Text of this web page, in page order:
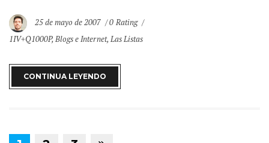
25 de mayo de 2007
0 Rating
1IV+Q1000P,Blogs e Internet,Las Listas
CONTINUA LEYENDO